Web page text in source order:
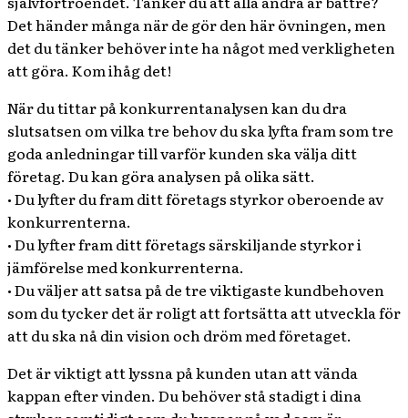
Det händer många när de gör den här övningen, men
det du tänker behöver inte ha något med verkligheten
att göra. Kom ihåg det!
När du tittar på konkurrentanalysen kan du dra
slutsatsen om vilka tre behov du ska lyfta fram som tre
goda anledningar till varför kunden ska välja ditt
företag. Du kan göra analysen på olika sätt.
• Du lyfter du fram ditt företags styrkor oberoende av
konkurrenterna.
• Du lyfter fram ditt företags särskiljande styrkor i
jämförelse med konkurrenterna.
• Du väljer att satsa på de tre viktigaste kundbehoven
som du tycker det är roligt att fortsätta att utveckla för
att du ska nå din vision och dröm med företaget.
Det är viktigt att lyssna på kunden utan att vända
kappan efter vinden. Du behöver stå stadigt i dina